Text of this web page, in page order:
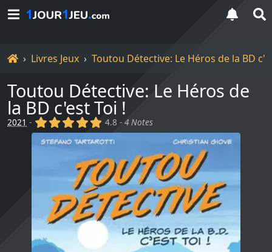
Accueil
Livres Jeux Toutou Détective: Le Héros de la BD
Toutou Détective: Le Héros de
la BD c'est Toi !
2021 - (x) (x) (x) (x) (x)
4.8 -4 Notes